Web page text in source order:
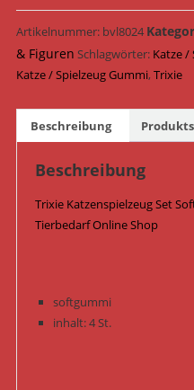
Soft
Bälle
aus
Gummi
4,5
Menge
Artikelnummer: bvl8024
& Figuren Schlagwörter: Katze /
Katze / Spielzeug Gummi,Trixie
Beschreibung
Beschreibung
Trixie Katzenspielzeug Set
Tierbedarf Online Shop
softgummi
inhalt: 4 St.